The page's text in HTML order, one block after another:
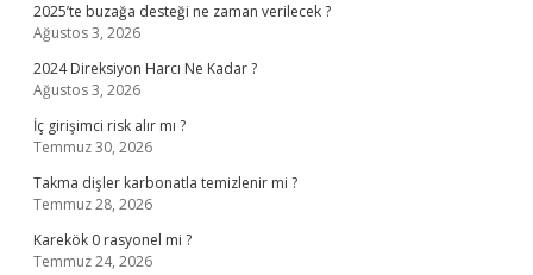
2025’te buzağa desteği ne zaman verilecek ?
Ağustos 3, 2026
2024 Direksiyon Harcı Ne Kadar ?
Ağustos 3, 2026
İç girişimci risk alır mı ?
Temmuz 30, 2026
Takma dişler karbonatla temizlenir mi ?
Temmuz 28, 2026
Karekök 0 rasyonel mi ?
Temmuz 24, 2026